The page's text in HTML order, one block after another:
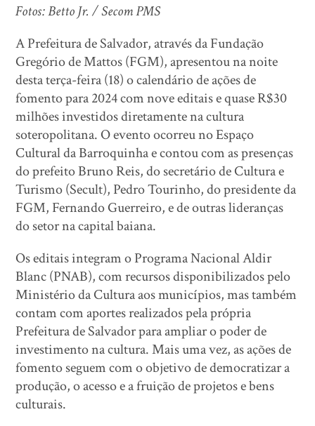
Fotos: Betto Jr. / Secom PMS
A Prefeitura de Salvador, através da Fundação
Gregório de Mattos (FGM), apresentou na noite
desta terça-feira (18) o calendário de ações de
fomento para 2024 com nove editais e quase R$30
milhões investidos diretamente na cultura
soteropolitana. O evento ocorreu no Espaço
Cultural da Barroquinha e contou com as presenças
do prefeito Bruno Reis, do secretário de Cultura e
Turismo (Secult), Pedro Tourinho, do presidente da
FGM, Fernando Guerreiro, e de outras lideranças
do setor na capital baiana.
Os editais integram o Programa Nacional Aldir
Blanc (PNAB), com recursos disponibilizados pelo
Ministério da Cultura aos municípios, mas também
contam com aportes realizados pela própria
Prefeitura de Salvador para ampliar o poder de
investimento na cultura. Mais uma vez, as ações de
fomento seguem com o objetivo de democratizar a
produção, o acesso e a fruição de projetos e bens
culturais.